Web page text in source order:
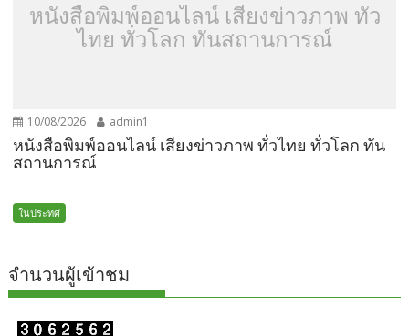
หนังสือพิมพ์ออนไลน์ เสียงข่าวภาพ ทั่ว
ไทย ทั่วโลก ทันสถานการณ์
10/08/2026 admin1
หนังสือพิมพ์ออนไลน์ เสียงข่าวภาพ ทั่วไทย ทั่วโลก ทัน
สถานการณ์
ในประทศ
จำนวนผู้เข้าชม